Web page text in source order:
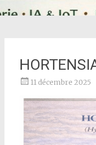
11 décembre 2025